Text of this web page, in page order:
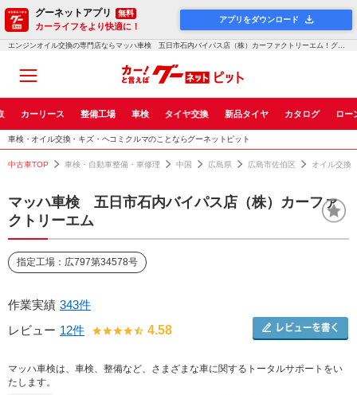
グーネットアプリ 無料
カーライフをより快適に！
アプリをダウンロード
エンジンオイル交換の専門店ならマッハ車検 五日市石内バイパス店（株）カーファクトリーエム！グーネットピット
カーリース 整備工場 車検 タイヤ交換 新品タイヤ カタログ ロー
車検・オイル交換・キズ・ヘコミクルマのことならグーネットピット
中古車TOP 車検・自動車整備・車修理 中国 広島県 広島市佐伯区 オイル交換
マッハ車検 五日市石内バイパス店（株）カーファ
クトリーエム
指定工場：広797第34578号
作業実績 343件
レビュー 12件 4.58
マッハ車検は、車検、整備など、さまざまな車に関するトータルサポートをい
たします。